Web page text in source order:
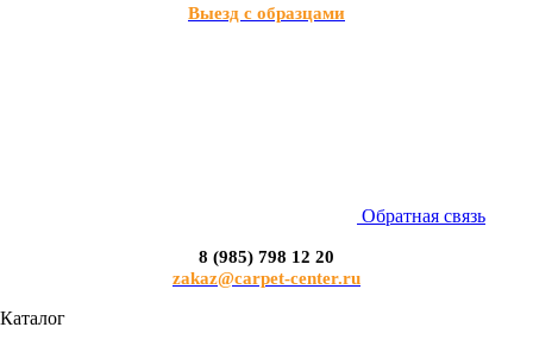
Выезд с образцами
Обратная связь
8 (985) 798 12 20
zakaz@carpet-center.ru
Каталог